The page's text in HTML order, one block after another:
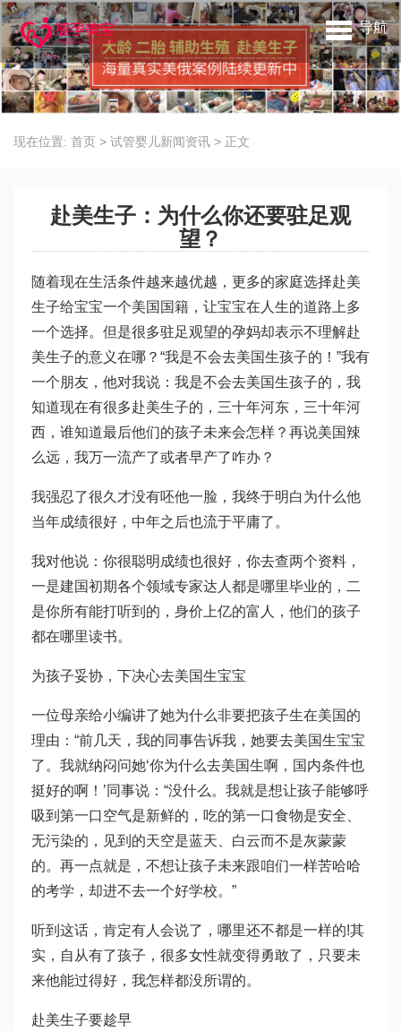
导航
现在位置: 首页 > 试管婴儿新闻资讯 > 正文
赴美生子：为什么你还要驻足观
望？
随着现在生活条件越来越优越，更多的家庭选择赴美
生子给宝宝一个美国国籍，让宝宝在人生的道路上多
一个选择。但是很多驻足观望的孕妈却表示不理解赴
美生子的意义在哪？“我是不会去美国生孩子的！”我有
一个朋友，他对我说：我是不会去美国生孩子的，我
知道现在有很多赴美生子的，三十年河东，三十年河
西，谁知道最后他们的孩子未来会怎样？再说美国辣
么远，我万一流产了或者早产了咋办？
我强忍了很久才没有呸他一脸，我终于明白为什么他
当年成绩很好，中年之后也流于平庸了。
我对他说：你很聪明成绩也很好，你去查两个资料，
一是建国初期各个领域专家达人都是哪里毕业的，二
是你所有能打听到的，身价上亿的富人，他们的孩子
都在哪里读书。
为孩子妥协，下决心去美国生宝宝
一位母亲给小编讲了她为什么非要把孩子生在美国的
理由：“前几天，我的同事告诉我，她要去美国生宝宝
了。我就纳闷问她‘你为什么去美国生啊，国内条件也
挺好的啊！’同事说：“没什么。我就是想让孩子能够呼
吸到第一口空气是新鲜的，吃的第一口食物是安全、
无污染的，见到的天空是蓝天、白云而不是灰蒙蒙
的。再一点就是，不想让孩子未来跟咱们一样苦哈哈
的考学，却进不去一个好学校。”
听到这话，肯定有人会说了，哪里还不都是一样的!其
实，自从有了孩子，很多女性就变得勇敢了，只要未
来他能过得好，我怎样都没所谓的。
赴美生子要趁早